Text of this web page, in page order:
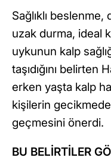
Sağlıklı
uzak durma, ideal
uykunun kalp
taşıdığını belirten
erken yaşta kalp
kişilerin
geçmesini önerdi.
BU BELİRTİLER